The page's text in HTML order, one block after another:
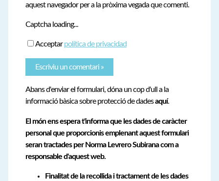
aquest navegador per a la pròxima vegada que comenti.
Captcha loading...
Acceptarpolítica de privacidad
Abans d'enviar el formulari, dóna un cop d'ull a la
informació bàsica sobre protecció de dadesaquí.
El món ens espera t'informa que les dades de caràcter
personal que proporcionis emplenant aquest formulari
seran tractades per Norma Levrero Subirana com a
responsable d'aquest web.
Finalitat de la recollida i tractament de les dades